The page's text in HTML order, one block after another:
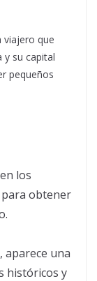
viajero que
y su capital
pequeños
los
obtener
aparece una
históricos y